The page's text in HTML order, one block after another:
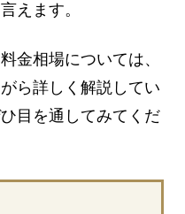
えます。
金相場については、
ら詳しく解説してい
目を通してみてくだ